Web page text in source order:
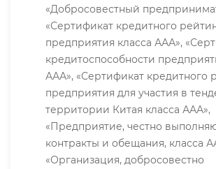
«Добросовестный
«Сертификат кредитного
предприятия класса ААА»,
кредитоспособности
ААА», «Сертификат кредитного
предприятия для участия в
территории Китая класса ААА»,
«Предприятие, честно
контракты и обещания, класса
«Организация, добросовестно